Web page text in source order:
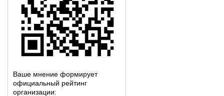
Ваше мнение формирует
официальный рейтинг
организации: